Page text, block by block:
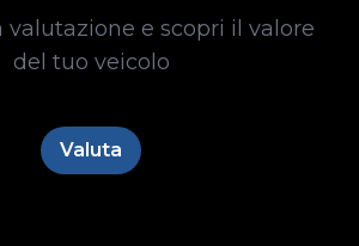
valutazione e scopri il valore
del tuo veicolo
Valuta